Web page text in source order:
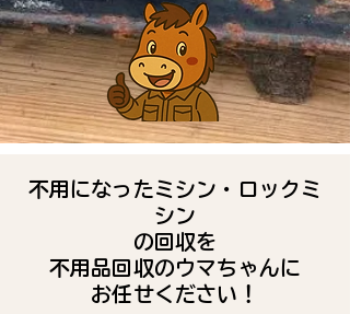
不用になったミシン・ロックミ
シン
の回収を
不用品回収のウマちゃんに
お任せください！